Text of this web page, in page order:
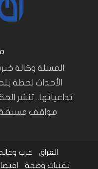
المسلة وكالة
الأحداث لحظة
تداعياتها.. تنشر
مواقف مسبقة
العراق عرب
تقنيات وصحة